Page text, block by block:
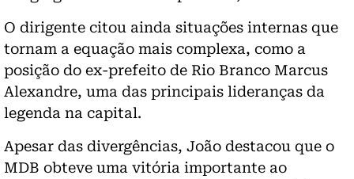
O dirigente citou ainda situações internas que
tornam a equação mais complexa, como a
posição do ex-prefeito de Rio Branco Marcus
Alexandre, uma das principais lideranças da
legenda na capital.
Apesar das divergências, João destacou que o
MDB obteve uma vitória importante ao